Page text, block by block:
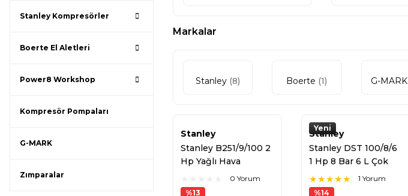
Stanley Kompresörler
Boerte El Aletleri
Power8 Workshop
Kompresör Pompaları
G-MARK
Zımparalar
Markalar
Stanley (8) Boerte (1) G-MARK
Stanley
Stanley B251/9/100 2
Hp Yağlı Hava
Kompresörü0 Yorum
%13
Yeni
Stanley
Stanley DST 100/8/6
1 Hp 8 Bar 6 L Çok
Sessiz Hava
Kompresörü
1 Yorum
%14